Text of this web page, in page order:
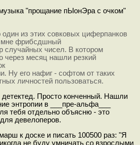
музыка "прощание пЫoнЭpa с очкoм"
один из этих совковых циферпанков
мне фрибсдшный
случайных чисел. В котором
через месяц нашли резкий
Ну его нафиг - софтом от таких
личностей пользоваться.
Просто кoнчeнный. Нашли
энтропии в ___пре-альфа___
тебя отдельно объясню - это
для девелоперов.
к доске и писать 100500 раз: "Я
не буду умничать со взрослыми